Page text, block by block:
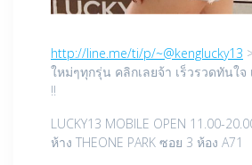
http://line.me/ti/p/~@kenglucky13
ใหม่ๆทุกรุ่น คลิกเลยจ้า เร็วรวดทันใ
!!
LUCKY13 MOBILE OPEN 11.00-
ห้าง THEONE PARK ซอย 3 ห้อง A71